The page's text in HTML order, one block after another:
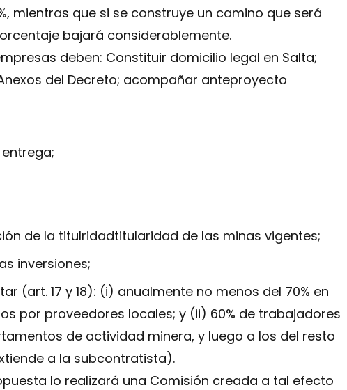
mientras que si se construye un camino que será
bajará considerablemente.
deben: Constituir domicilio legal en Salta;
del Decreto; acompañar anteproyecto
de la titulridadtitularidad de las minas vigentes;
inversiones;
(art. 17 y 18): (i) anualmente no menos del 70% en
por proveedores locales; y (ii) 60% de trabajadores
de actividad minera, y luego a los del resto
a la subcontratista).
lo realizará una Comisión creada a tal efecto